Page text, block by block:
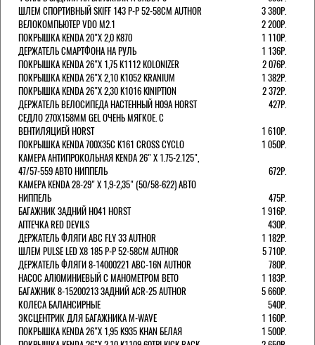
ШЛЕМ СПОРТИВНЫЙ SKIFF 143 Р-Р 52-58СМ AUTHOR
3 380Р.
ВЕЛОКОМПЬЮТЕР VDO M2.1
2 200Р.
ПОКРЫШКА KENDA 20"Х 2,0 K870
1 110Р.
ДЕРЖАТЕЛЬ СМАРТФОНА НА РУЛЬ
1 136Р.
ПОКРЫШКА KENDA 26"Х 1,75 K1112 KOLONIZER
2 076Р.
ПОКРЫШКА KENDA 26"Х 2,10 K1052 KRANIUM
1 382Р.
ПОКРЫШКА KENDA 26"Х 2,30 K1016 KINIPTION
2 372Р.
ДЕРЖАТЕЛЬ ВЕЛОСИПЕДА НАСТЕННЫЙ H09A HORST
427Р.
СЕДЛО 270Х158ММ GEL ОЧЕНЬ МЯГКОЕ. С
ВЕНТИЛЯЦИЕЙ HORST
1 610Р.
ПОКРЫШКА KENDA 700Х35С K161 CROSS CYCLO
1 050Р.
КАМЕРА АНТИПРОКОЛЬНАЯ KENDA 26" Х 1.75-2.125",
47/57-559 АВТО НИППЕЛЬ
672Р.
КАМЕРА KENDA 28-29" Х 1,9-2,35" (50/58-622) АВТО
НИППЕЛЬ
475Р.
БАГАЖНИК ЗАДНИЙ H041 HORST
1 916Р.
АПТЕЧКА RED DEVILS
430Р.
ДЕРЖАТЕЛЬ ФЛЯГИ АВС FLY 33 AUTHOR
1 182Р.
ШЛЕМ PULSE LED X8 185 Р-Р 52-58СМ AUTHOR
5 710Р.
ДЕРЖАТЕЛЬ ФЛЯГИ 8-14000221 ABC-16N AUTHOR
780Р.
НАСОС АЛЮМИНИЕВЫЙ С МАНОМЕТРОМ BETO
1 183Р.
БАГАЖНИК 8-15200213 ЗАДНИЙ ACR-25 AUTHOR
5 660Р.
КОЛЕСА БАЛАНСИРНЫЕ
540Р.
ЭКСЦЕНТРИК ДЛЯ БАГАЖНИКА M-WAVE
1 160Р.
ПОКРЫШКА KENDA 26"Х 1,95 K935 KHAN БЕЛАЯ
1 500Р.